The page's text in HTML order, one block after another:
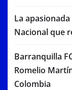
La
Nacional que
Barranquilla
Romelio
Colombia